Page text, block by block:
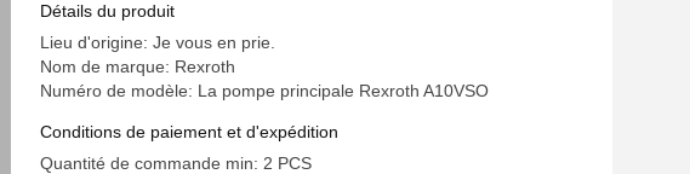
Détails du produit
Lieu d'origine: Je vous en prie.
Nom de marque: Rexroth
Numéro de modèle: La pompe principale Rexroth A10VSO
Conditions de paiement et d'expédition
Quantité de commande min: 2 PCS